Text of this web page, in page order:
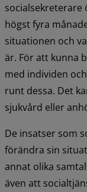
socialsekreterare
högst fyra
situationen och
är. För att kunna
med individen
runt dessa. Det
sjukvård eller
De insatser som
förändra sin
annat olika
även att